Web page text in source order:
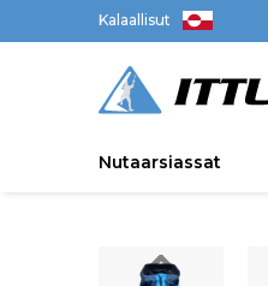
Kalaallisut
Nutaarsiassat